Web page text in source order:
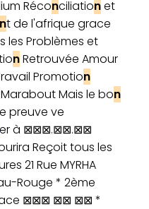
Réconciliationet
nt de l'afrique grace
les Problèmes et
nRetrouvée Amour
Promotion
Mais le bon
preuve ve
er à ⊠⊠⊠.⊠⊠.⊠⊠
Reçoit tous les
21 Rue MYRHA
Rouge * 2ème
⊠⊠⊠ ⊠⊠ ⊠⊠ *